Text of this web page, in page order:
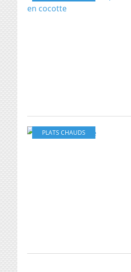
PLATS CHAUDS